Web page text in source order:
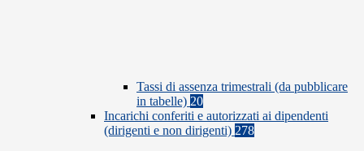
Tassi di assenza trimestrali (da pubblicare
in tabelle) 20
Incarichi conferiti e autorizzati ai dipendenti
(dirigenti e non dirigenti) 278